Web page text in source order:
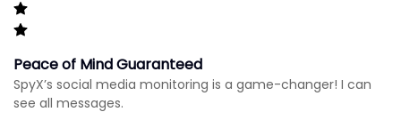
Peace of Mind Guaranteed
SpyX’s social media monitoring is a game-changer! I can
see all messages.